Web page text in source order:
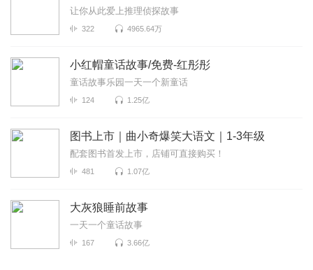
让你从此爱上推理侦探故事
322 4965.64万
小红帽童话故事/免费-红彤彤
童话故事乐园一天一个新童话
124 1.25亿
图书上市｜曲小奇爆笑大语文｜1-3年级
配套图书首发上市，店铺可直接购买！
481 1.07亿
大灰狼睡前故事
一天一个童话故事
167 3.66亿